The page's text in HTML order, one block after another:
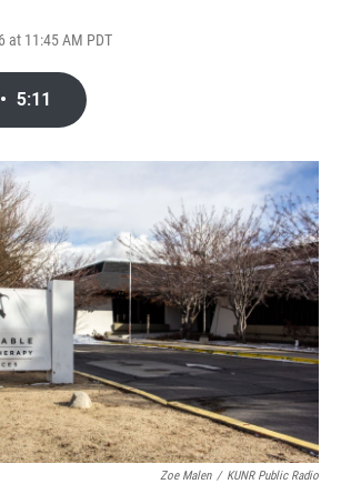
at 11:45 AM PDT
• 5:11
Zoe Malen / KUNR Public Radio